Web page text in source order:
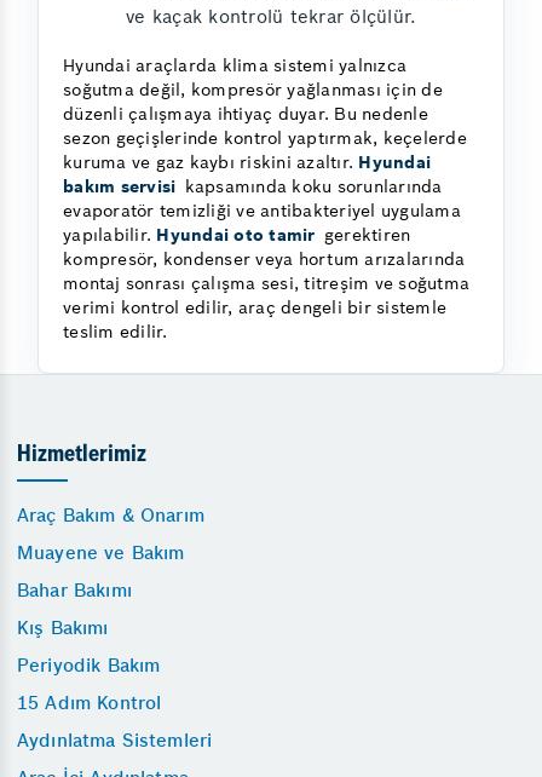
ve kaçak kontrolü tekrar ölçülür.
Hyundai araçlarda klima sistemi yalnızca
soğutma değil, kompresör yağlanması için de
düzenli çalışmaya ihtiyaç duyar. Bu nedenle
sezon geçişlerinde kontrol yaptırmak, keçelerde
kuruma ve gaz kaybı riskini azaltır. Hyundai
bakım servisi kapsamında koku sorunlarında
evaporatör temizliği ve antibakteriyel uygulama
yapılabilir. Hyundai oto tamir gerektiren
kompresör, kondenser veya hortum arızalarında
montaj sonrası çalışma sesi, titreşim ve soğutma
verimi kontrol edilir, araç dengeli bir sistemle
teslim edilir.
Hizmetlerimiz
Araç Bakım & Onarım
Muayene ve Bakım
Bahar Bakımı
Kış Bakımı
Periyodik Bakım
15 Adım Kontrol
Aydınlatma Sistemleri